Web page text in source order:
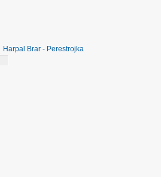
Harpal Brar - Perestrojka